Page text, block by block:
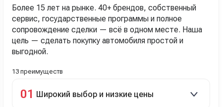
Более 15 лет на рынке. 40+ брендов, собственный
сервис, государственные программы и полное
сопровождение сделки — всё в одном месте. Наша
цель — сделать покупку автомобиля простой и
выгодной.
13 преимуществ
01 Широкий выбор и низкие цены